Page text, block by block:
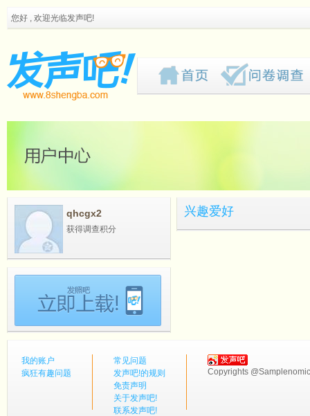
您好 , 欢迎光临发声吧!
qhcgx2
获得调查积分
兴趣爱好
我的账户
疯狂有趣问题
常见问题
发声吧!的规则
免责声明
关于发声吧!
联系发声吧!
Copyrights